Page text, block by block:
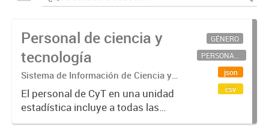
Personal de ciencia y
tecnología
Sistema de Información de Ciencia y
Tecnología Argentino (SICYTAR)
El personal de CyT en una unidad
estadística incluye a todas las
personas involucradas
GÉNERO
PERSONAL CIENTÍFICO-TECNOLÓGICO
json
csv